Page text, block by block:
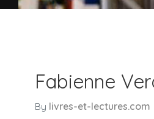
Fabienne
By livres-et-lectures.com